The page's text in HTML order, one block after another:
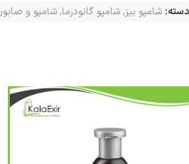
دسته: شامپو بیز, شامپو گانودرما, شامپو و